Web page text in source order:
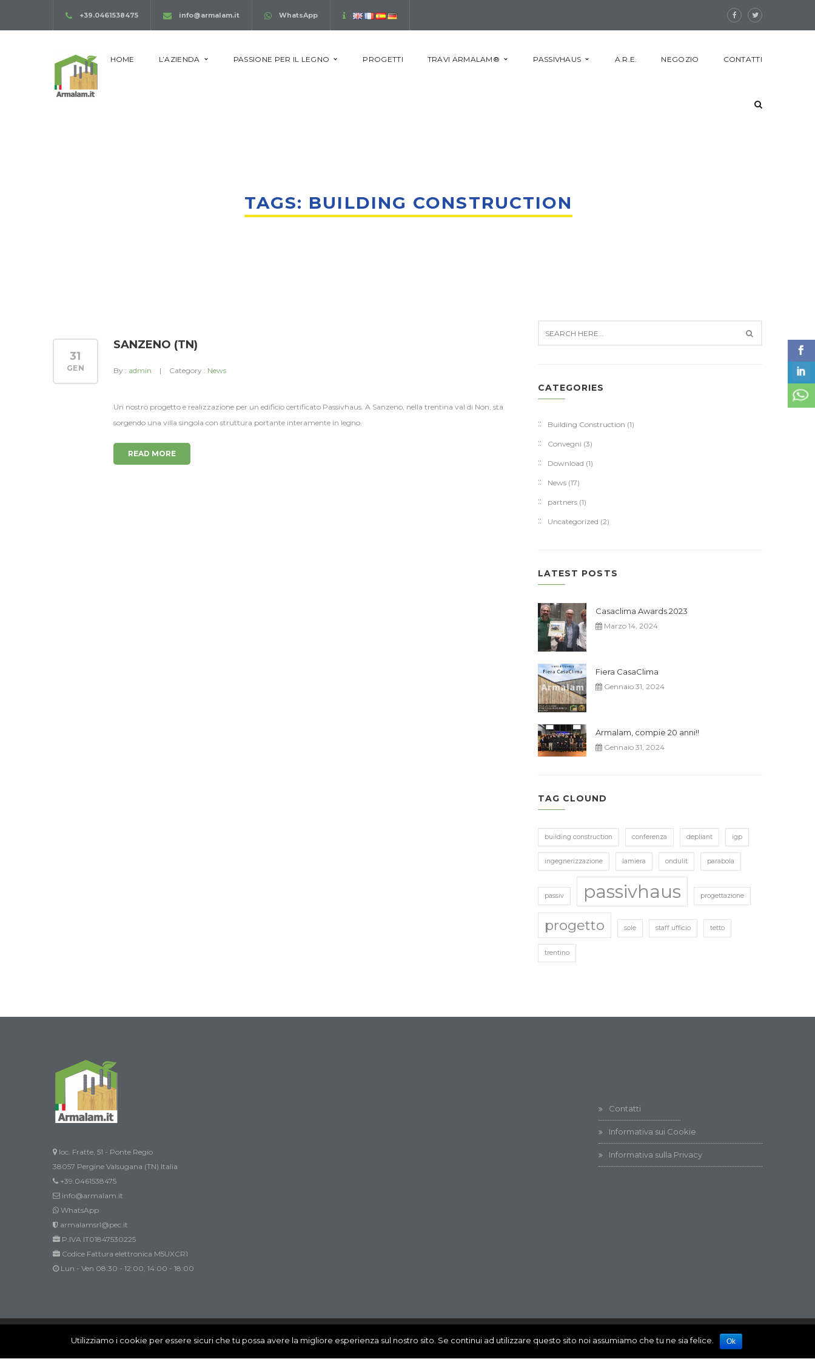
+39.0461538475 info@armalam.it WhatsApp
HOME L’AZIENDA PASSIONE PER IL LEGNO PROGETTI TRAVI ARMALAM® PASSIVHAUS A.R.E. NEGOZIO CONTATTI
TAGS: BUILDING CONSTRUCTION
31
GEN
SANZENO (TN)
By : admin Category : News
Un nostro progetto e realizzazione per un edificio certificato Passivhaus. A Sanzeno, nella trentina val di Non, sta
sorgendo una villa singola con struttura portante interamente in legno.
READ MORE
CATEGORIES
Building Construction (1)
Convegni (3)
Download (1)
News (17)
partners (1)
Uncategorized (2)
LATEST POSTS
Casaclima Awards 2023
Marzo 14, 2024
Fiera CasaClima
Gennaio 31, 2024
Armalam, compie 20 anni!!
Gennaio 31, 2024
TAG CLOUND
building construction conferenza depliant igp
ingegnerizzazione lamiera ondulit parabola
passiv passivhaus progettazione
progetto sole staff ufficio tetto
trentino
loc. Fratte, 51 - Ponte Regio
38057 Pergine Valsugana (TN) Italia
+39.0461538475
info@armalam.it
WhatsApp
armalamsrl@pec.it
P.IVA IT01847530225
Codice Fattura elettronica M5UXCR1
Lun - Ven 08:30 - 12:00, 14:00 - 18:00
Contatti
Informativa sui Cookie
Informativa sulla Privacy
Innovation @ All rights reserved
Utilizziamo i cookie per essere sicuri che tu possa avere la migliore esperienza sul nostro sito. Se continui ad utilizzare questo sito noi assumiamo che tu ne sia felice. Ok